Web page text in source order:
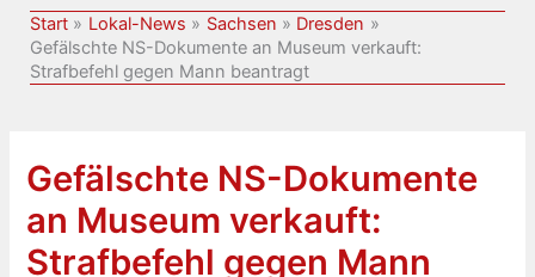
Start Lokal-News Sachsen
Dresden
Gefälschte NS-Dokumente an Museum verkauft:
Strafbefehl gegen Mann beantragt
Gefälschte NS-Dokumente
an Museum verkauft:
Strafbefehl gegen Mann